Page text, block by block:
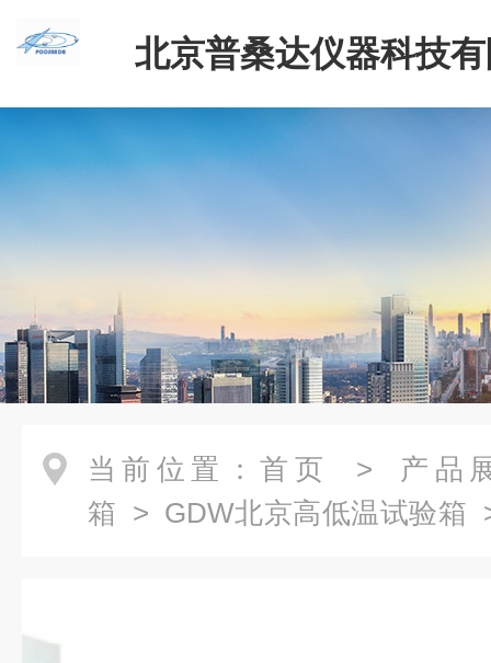
北京普桑达仪器科技
当前位置： 首页 > 产品
箱 > GDW北京高低温试验箱